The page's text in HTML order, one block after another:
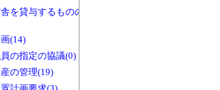
を貸与するものの指定の協議
(14)
の指定の協議(0)
の管理(19)